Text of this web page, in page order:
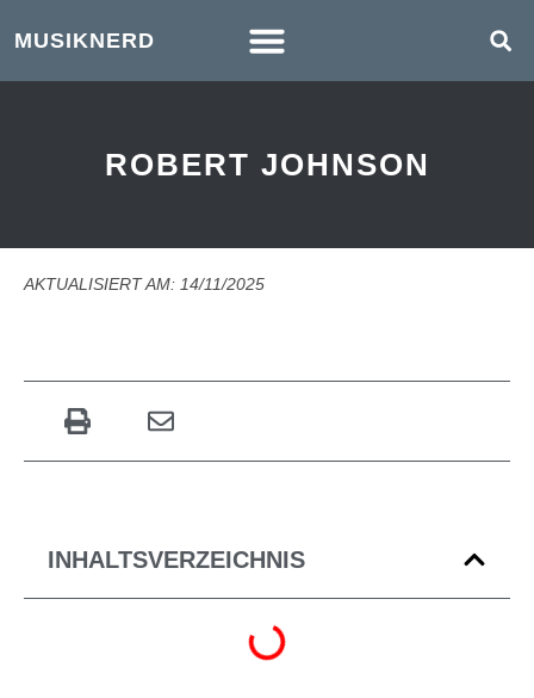
MUSIKNERD
ROBERT JOHNSON
AKTUALISIERT AM: 14/11/2025
INHALTSVERZEICHNIS